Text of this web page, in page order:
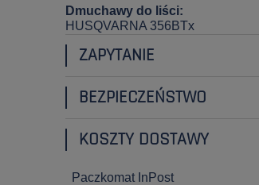
Dmuchawy do liści:
HUSQVARNA 356BTx
ZAPYTANIE
BEZPIECZEŃSTWO
KOSZTY DOSTAWY
Paczkomat InPost